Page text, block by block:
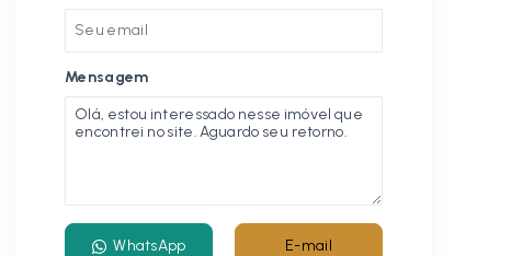
Mensagem
WhatsApp E-mail